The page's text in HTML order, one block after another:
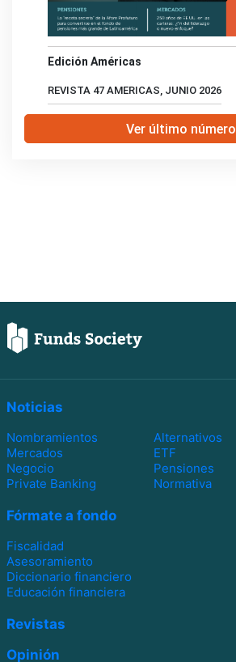
Edición Américas
REVISTA 47 AMERICAS, JUNIO 2026
Ver último número
Noticias
Nombramientos
Alternativos
Mercados
ETF
Negocio
Pensiones
Private Banking
Normativa
Fórmate a fondo
Fiscalidad
Asesoramiento
Diccionario financiero
Educación financiera
Revistas
Opinión